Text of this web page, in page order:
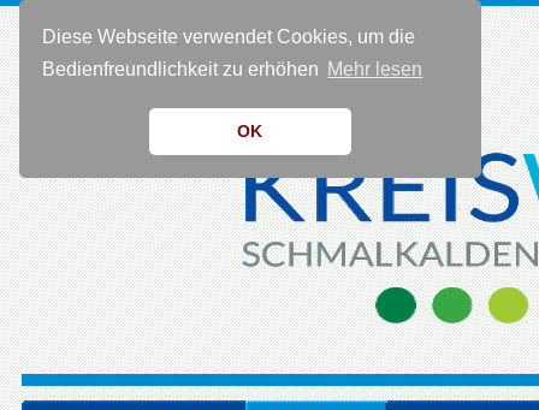
Diese Webseite verwendet Cookies, um die
Bedienfreundlichkeit zu erhöhen Mehr lesen
OK
KONTAKT 0 36 83 - 40 91 0